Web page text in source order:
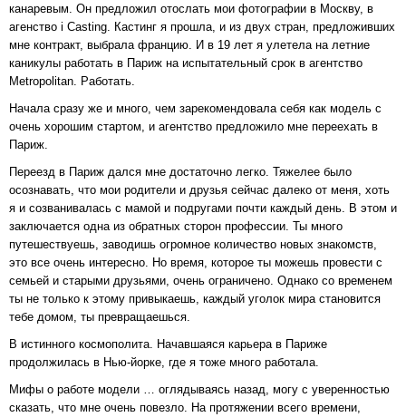
канаревым. Он предложил отослать мои фотографии в Москву, в
агенство i Casting. Кастинг я прошла, и из двух стран, предложивших
мне контракт, выбрала францию. И в 19 лет я улетела на летние
каникулы работать в Париж на испытательный срок в агентство
Metropolitan. Работать.
Начала сразу же и много, чем зарекомендовала себя как модель с
очень хорошим стартом, и агентство предложило мне переехать в
Париж.
Переезд в Париж дался мне достаточно легко. Тяжелее было
осознавать, что мои родители и друзья сейчас далеко от меня, хоть
я и созванивалась с мамой и подругами почти каждый день. В этом и
заключается одна из обратных сторон профессии. Ты много
путешествуешь, заводишь огромное количество новых знакомств,
это все очень интересно. Но время, которое ты можешь провести с
семьей и старыми друзьями, очень ограничено. Однако со временем
ты не только к этому привыкаешь, каждый уголок мира становится
тебе домом, ты превращаешься.
В истинного космополита. Начавшаяся карьера в Париже
продолжилась в Нью-йорке, где я тоже много работала.
Мифы о работе модели … оглядываясь назад, могу с уверенностью
сказать, что мне очень повезло. На протяжении всего времени,